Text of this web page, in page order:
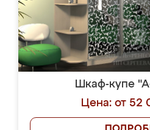
Шкаф-купе
Цена: от 52